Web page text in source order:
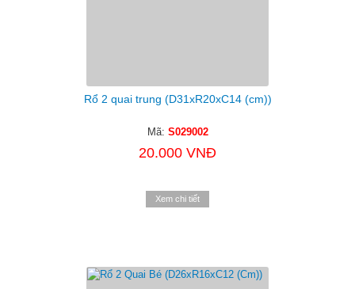
Rổ 2 quai trung (D31xR20xC14 (cm))
Mã: S029002
20.000 VNĐ
Xem chi tiết